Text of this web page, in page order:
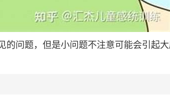
的问题，但是小问题不注意可能会引起